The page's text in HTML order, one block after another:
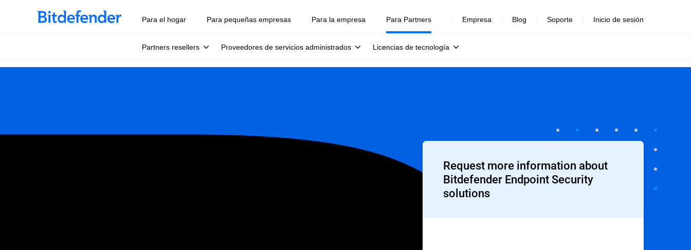
Para el hogar Para pequeñas empresas Para la empresa Para Partners
Partners resellers Proveedores de servicios administrados Licencias de tecnología
Empresa Blog Soporte Inicio de sesión
Request more information about
Bitdefender Endpoint Security
solutions